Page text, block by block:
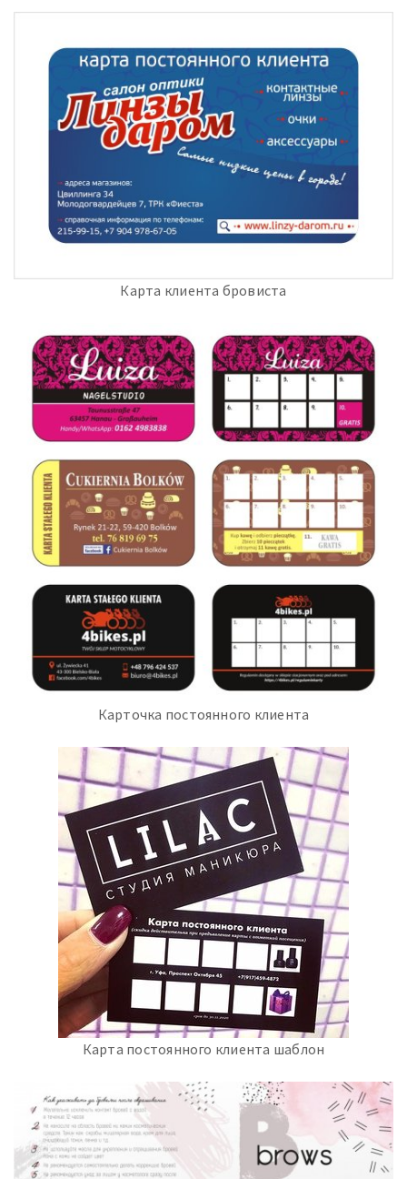
Карта клиента бровиста
Карточка постоянного клиента
Карта постоянного клиента шаблон